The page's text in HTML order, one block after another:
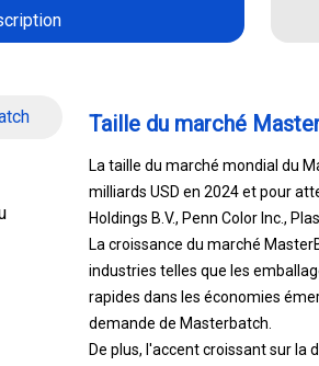
Taille du marché
La taille du marché mondial du
milliards USD en 2024 et pour
Holdings B.V., Penn Color Inc.,
La croissance du marché
industries telles que les
rapides dans les économies
demande de Masterbatch.
De plus, l'accent croissant sur la